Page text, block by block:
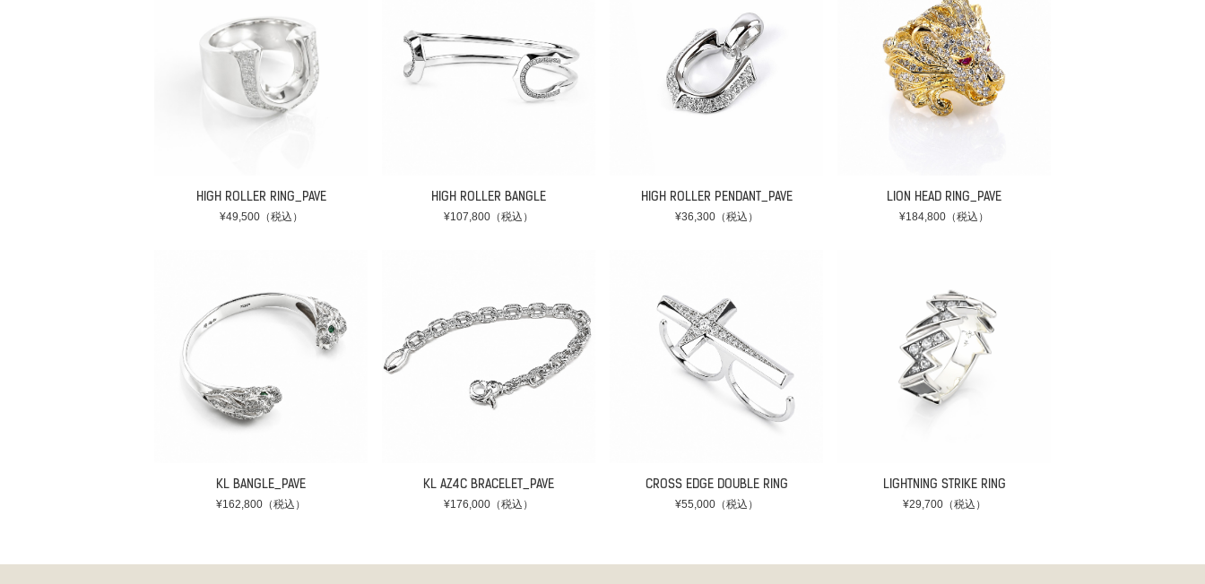
HIGH ROLLER RING_PAVE
¥49,500（税込）
HIGH ROLLER BANGLE
¥107,800（税込）
HIGH ROLLER PENDANT_PAVE
¥36,300（税込）
LION HEAD RING_PAVE
¥184,800（税込）
KL BANGLE_PAVE
¥162,800（税込）
KL AZ4C BRACELET_PAVE
¥176,000（税込）
CROSS EDGE DOUBLE RING
¥55,000（税込）
LIGHTNING STRIKE RING
¥29,700（税込）